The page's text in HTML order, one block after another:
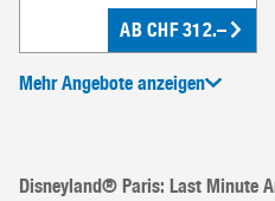
AB CHF 312.–
Mehr Angebote anzeigen
Disneyland® Paris: Last Minute